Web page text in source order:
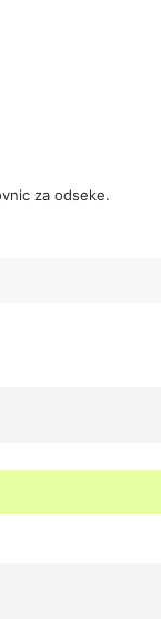
za odseke.